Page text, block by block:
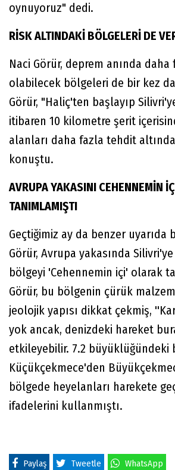
oynuyoruz" dedi.
RİSK ALTINDAKİ BÖLGELERİ DE
Naci Görür, deprem anında
olabilecek bölgeleri de bir kez
Görür, "Haliç'ten başlayıp
itibaren 10 kilometre şerit
alanları daha fazla tehdit
konuştu.
AVRUPA YAKASINI CEHENNEMİN
TANIMLAMIŞTI
Geçtiğimiz ay da benzer uyarıda
Görür, Avrupa yakasında
bölgeyi 'Cehennemin içi' olarak
Görür, bu bölgenin çürük
jeolojik yapısı dikkat çekmiş,
yok ancak, denizdeki hareket
etkileyebilir. 7.2 büyüklüğündeki
Küçükçekmece'den
bölgede heyelanları harekete
ifadelerini kullanmıştı.
Paylaş Tweetle WhatsApp